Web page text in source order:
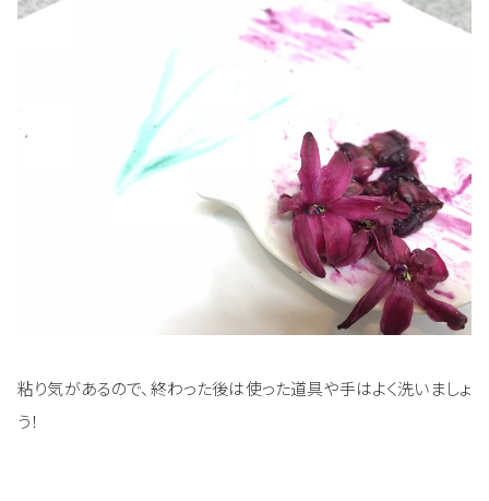
粘り気があるので、終わった後は使った道具や手はよく洗いましょ
う！